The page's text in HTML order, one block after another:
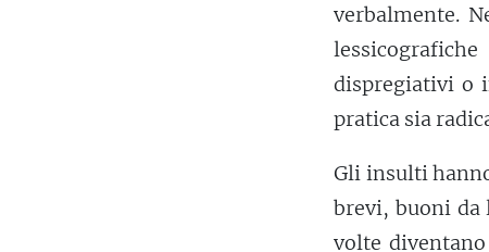
verbalmente.
dispregiativi o
pratica sia
Gli insulti
brevi, buoni da
volte